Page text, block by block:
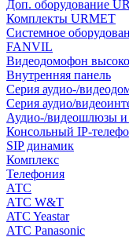
Доп. оборудование
Комплекты URMET
Системное
FANVIL
Видеодомофон
Внутренняя панель
Серия аудио-/
Серия аудио/
Аудио-/видеошлюзы
Консольный IP-
SIP динамик
Комплекс
Телефония
АТС
АТС W&T
ATC Yeastar
АТС Panasonic